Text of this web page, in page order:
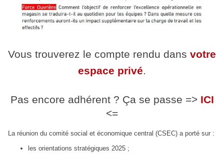
Vous trouverez le compte rendu dans votre
espace privé.
Pas encore adhérent ? Ça se passe => ICI
<=
La réunion du comité social et économique central (CSEC) a porté sur :
les orientations stratégiques 2025 ;